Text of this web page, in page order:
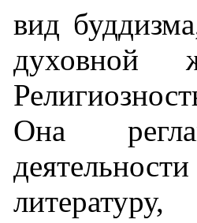
вид
духовной
Она